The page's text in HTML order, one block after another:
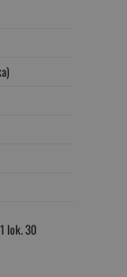
lok. 30